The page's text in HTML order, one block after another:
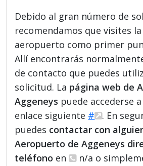
Debido al gran número de
recomendamos que visites
aeropuerto como primer
Allí encontrarás
de contacto que puedes
solicitud. La página web de
Aggeneys puede accederse
enlace siguiente #
. En
puedes contactar con
Aeropuerto de Aggeneys
teléfono en n/a o